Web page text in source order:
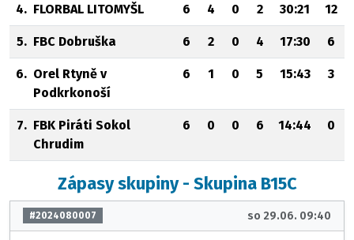
4. FLORBAL LITOMYŠL 6 4 0 2 30:21 12
5. FBC Dobruška 6 2 0 4 17:30 6
6. Orel Rtyně v
Podkrkonoší
6 1 0 5 15:43 3
7. FBK Piráti Sokol
Chrudim
6 0 0 6 14:44 0
Zápasy skupiny - Skupina B15C
#2024080007 so 29.06. 09:40